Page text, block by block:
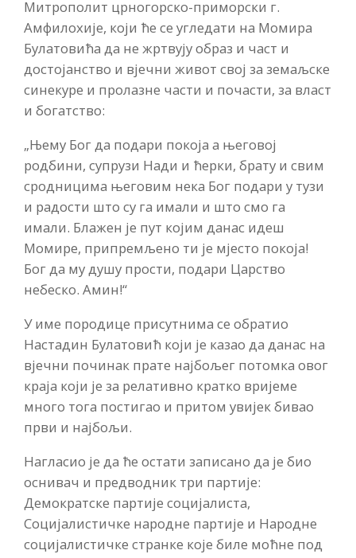
Митрополит црногорско-приморски г.
Амфилохије, који ће се угледати на Момира
Булатовића да не жртвују образ и част и
достојанство и вјечни живот свој за земаљске
синекуре и пролазне части и почасти, за власт
и богатство:
„Њему Бог да подари покоја а његовој
родбини, супрузи Нади и ћерки, брату и свим
сродницима његовим нека Бог подари у тузи
и радости што су га имали и што смо га
имали. Блажен је пут којим данас идеш
Момире, припремљено ти је мјесто покоја!
Бог да му душу прости, подари Царство
небеско. Амин!“
У име породице присутнима се обратио
Настадин Булатовић који је казао да данас на
вјечни починак прате најбољег потомка овог
краја који је за релативно кратко вријеме
много тога постигао и притом увијек бивао
први и најбољи.
Нагласио је да ће остати записано да је био
оснивач и предводник три партије:
Демократске партије социјалиста,
Социјалистичке народне партије и Народне
социјалистичке странке које биле моћне под